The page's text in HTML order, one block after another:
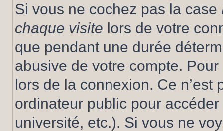
Si vous ne cochez pas la case
chaque visite lors de votre
que pendant une durée
abusive de votre compte.
lors de la connexion. Ce
ordinateur public pour
université, etc.). Si vous ne